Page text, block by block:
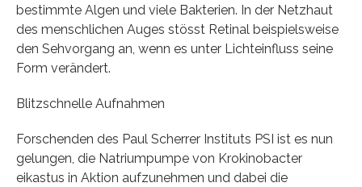
bestimmte Algen und viele Bakterien. In der Netzhaut
des menschlichen Auges stösst Retinal beispielsweise
den Sehvorgang an, wenn es unter Lichteinfluss seine
Form verändert.
Blitzschnelle Aufnahmen
Forschenden des Paul Scherrer Instituts PSI ist es nun
gelungen, die Natriumpumpe von Krokinobacter
eikastus in Aktion aufzunehmen und dabei die